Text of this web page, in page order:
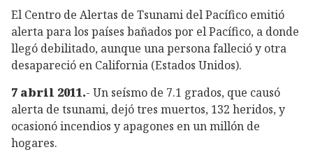
El Centro de Alertas de Tsunami del Pacífico emitió
alerta para los países bañados por el Pacífico, a donde
llegó debilitado, aunque una persona falleció y otra
desapareció en California (Estados Unidos).
7 abril 2011.- Un seísmo de 7.1 grados, que causó
alerta de tsunami, dejó tres muertos, 132 heridos, y
ocasionó incendios y apagones en un millón de
hogares.